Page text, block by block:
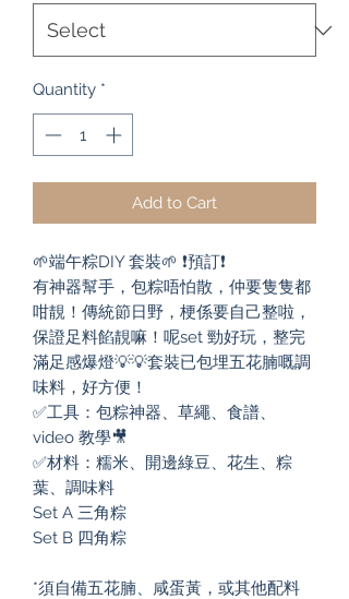
Quantity *
Add to Cart
🌱端午粽DIY 套裝🌱 ❗️預訂❗️
有神器幫手，包粽唔怕散，仲要隻隻都
咁靚！傳統節日野，梗係要自己整啦，
保證足料餡靚嘛！呢set 勁好玩，整完
滿足感爆燈💡💡套裝已包埋五花腩嘅調
味料，好方便！
✅工具：包粽神器、草繩、食譜、
video 教學🎥
✅材料：糯米、開邊綠豆、花生、粽
葉、調味料
Set A 三角粽
Set B 四角粽
*須自備五花腩、咸蛋黃，或其他配料